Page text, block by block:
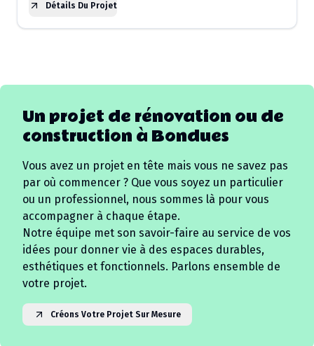
Détails Du Projet
Un projet de rénovation ou de
construction à Bondues
Vous avez un projet en tête mais vous ne savez pas
par où commencer ? Que vous soyez un particulier
ou un professionnel, nous sommes là pour vous
accompagner à chaque étape.
Notre équipe met son savoir-faire au service de vos
idées pour donner vie à des espaces durables,
esthétiques et fonctionnels. Parlons ensemble de
votre projet.
Créons Votre Projet Sur Mesure